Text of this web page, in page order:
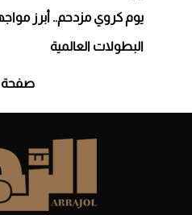
البطولات العالمية
صفحة 1